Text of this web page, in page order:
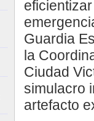
Guardia
la
Ciudad
simulacro
artefacto